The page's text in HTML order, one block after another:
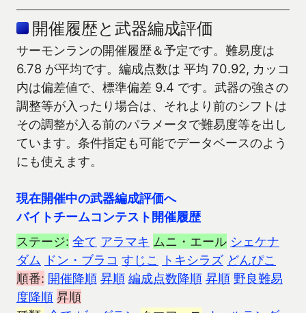
開催履歴と武器編成評価
サーモンランの開催履歴＆予定です。難易度は
6.78 が平均です。編成点数は 平均 70.92, カッコ
内は偏差値で、標準偏差 9.4 です。武器の強さの
調整等が入ったり場合は、それより前のシフトは
その調整が入る前のパラメータで難易度等を出し
ています。条件指定も可能でデータベースのよう
にも使えます。
現在開催中の武器編成評価へ
バイトチームコンテスト開催履歴
ステージ: 全て アラマキ ムニ・エール シェケナ
ダム ドン・ブラコ すじこ トキシラズ どんぴこ
順番: 開催降順 昇順 編成点数降順 昇順 野良難易
度降順 昇順